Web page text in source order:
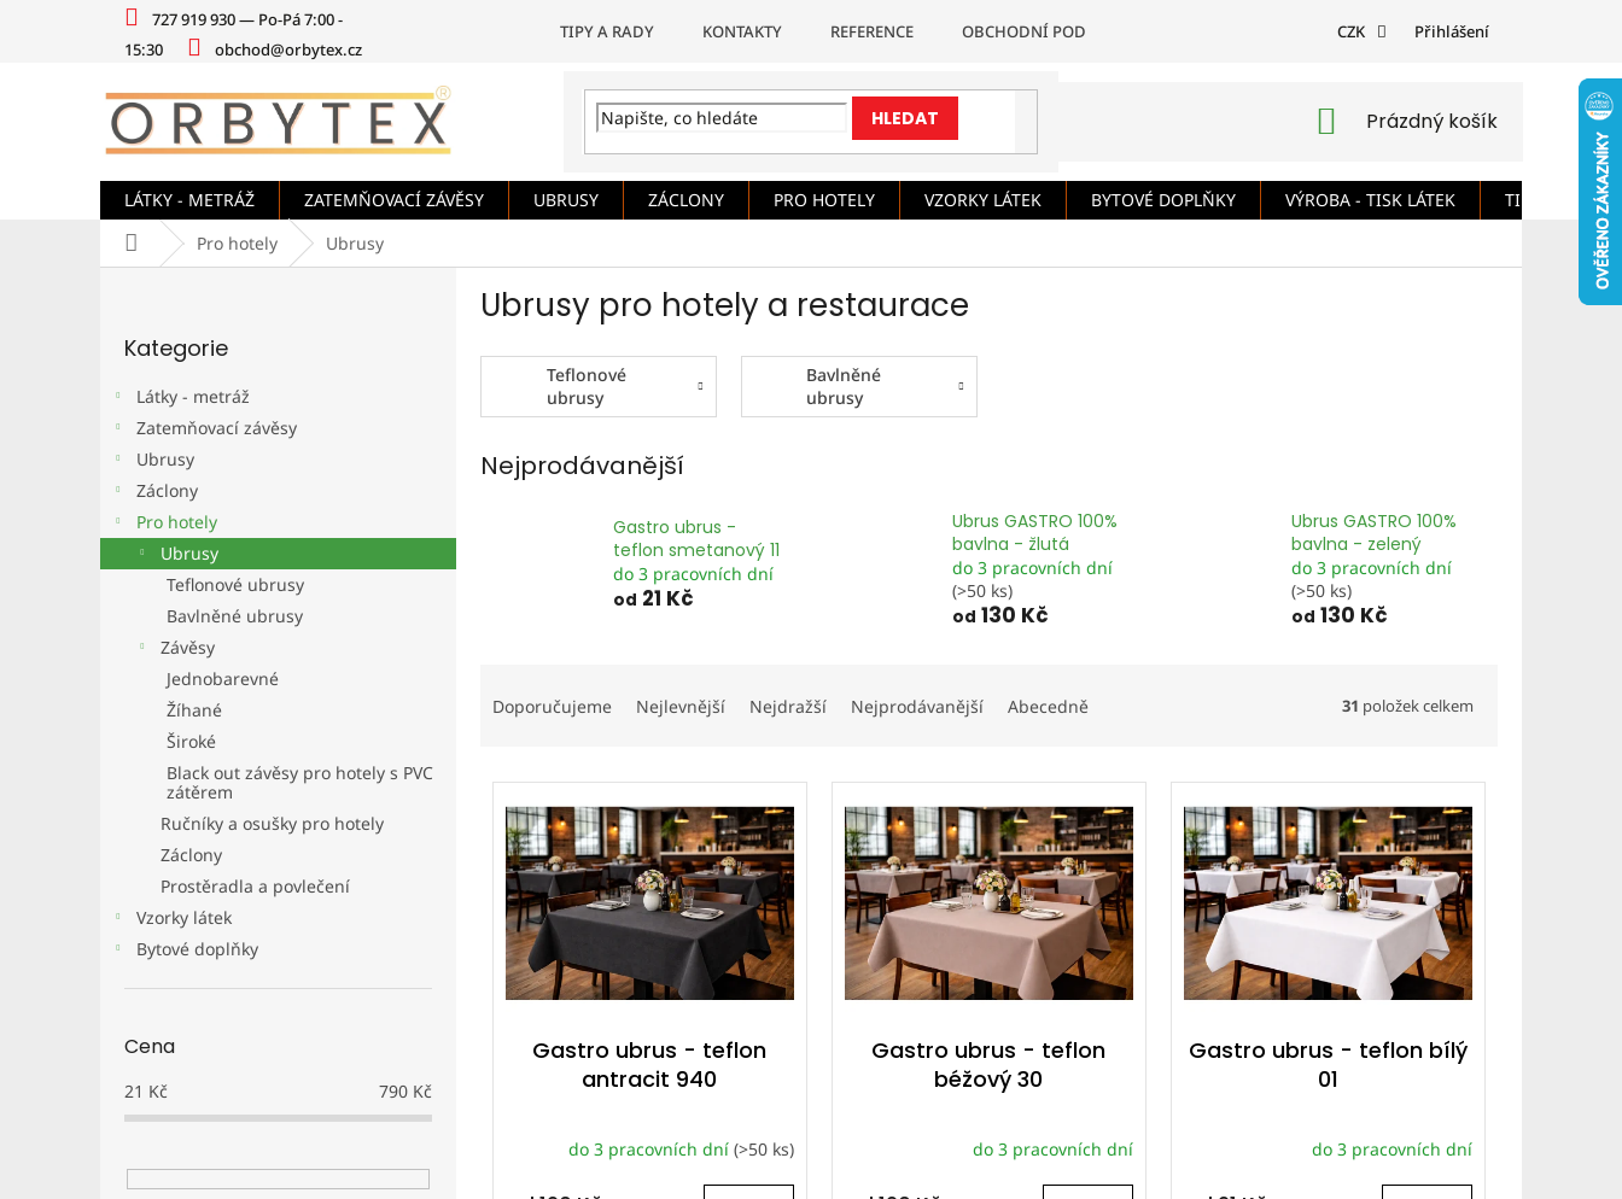
727 919 930 — Po-Pá 7:00 -
15:30
obchod@orbytex.cz
TIPY A RADY KONTAKTY REFERENCE OBCHODNÍ PODMÍNKY PODMÍNKY OCHRANY OSOBNÍCH ÚDAJŮ
CZK Přihlášení
HLEDAT
NÁKUPNÍ
Prázdný košík
LÁTKY - METRÁŽ ZATEMŇOVACÍ ZÁVĚSY UBRUSY ZÁCLONY PRO HOTELY VZORKY LÁTEK BYTOVÉ DOPLŇKY VÝROBA - TISK LÁTEK
TIPY A RADY
Domů Pro hotely Ubrusy
a
n
kategorie
Kategorie
Látky - metráž
Zatemňovací závěsy
Ubrusy
Záclony
Pro hotely
Ubrusy
Teflonové ubrusy
Bavlněné ubrusy
Závěsy
Jednobarevné
Žíhané
Široké
Black out závěsy pro hotely s PVC
zátěrem
Ručníky a osušky pro hotely
Záclony
Prostěradla a povlečení
Vzorky látek
Bytové doplňky
Cena
21 Kč 790 Kč
Ubrusy pro hotely a restaurace
Teflonové
ubrusy
Bavlněné
ubrusy
Nejprodávanější
Gastro ubrus -
teflon smetanový 11
do 3 pracovních dní
od 21 Kč
Ubrus GASTRO 100%
bavlna - žlutá
do 3 pracovních dní
(>50 ks)
od 130 Kč
Ubrus GASTRO 100%
bavlna - zelený
do 3 pracovních dní
(>50 ks)
od 130 Kč
a
n
Doporučujeme Nejlevnější Nejdražší Nejprodávanější Abecedně 31 položek celkem
V
Gastro ubrus - teflon
antracit 940
do 3 pracovních dní (>50 ks)
Gastro ubrus - teflon
béžový 30
do 3 pracovních dní
Gastro ubrus - teflon bílý
01
do 3 pracovních dní